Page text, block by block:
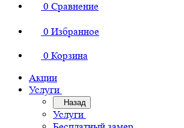
0 Сравнение
0 Избранное
0 Корзина
Акции
Услуги
Назад
Услуги